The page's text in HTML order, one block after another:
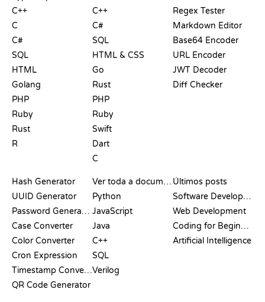
C++
C
C#
SQL
HTML
Golang
PHP
Ruby
Rust
R
C++
C#
SQL
HTML & CSS
Go
Rust
PHP
Ruby
Swift
Dart
C
Regex Tester
Markdown Editor
Base64 Encoder
URL Encoder
JWT Decoder
Diff Checker
Hash Generator
UUID Generator
Password Generator
Case Converter
Color Converter
Cron Expression
Timestamp Converter
QR Code Generator
Ver toda a documentação
Python
JavaScript
Java
C++
SQL
Verilog
Últimos posts
Software Development
Web Development
Coding for Beginners
Artificial Intelligence